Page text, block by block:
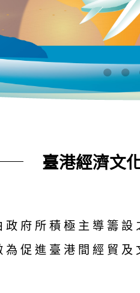
臺港經濟文
府所積極主導籌
為促進臺港間經貿